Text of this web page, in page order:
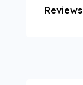
Reviews